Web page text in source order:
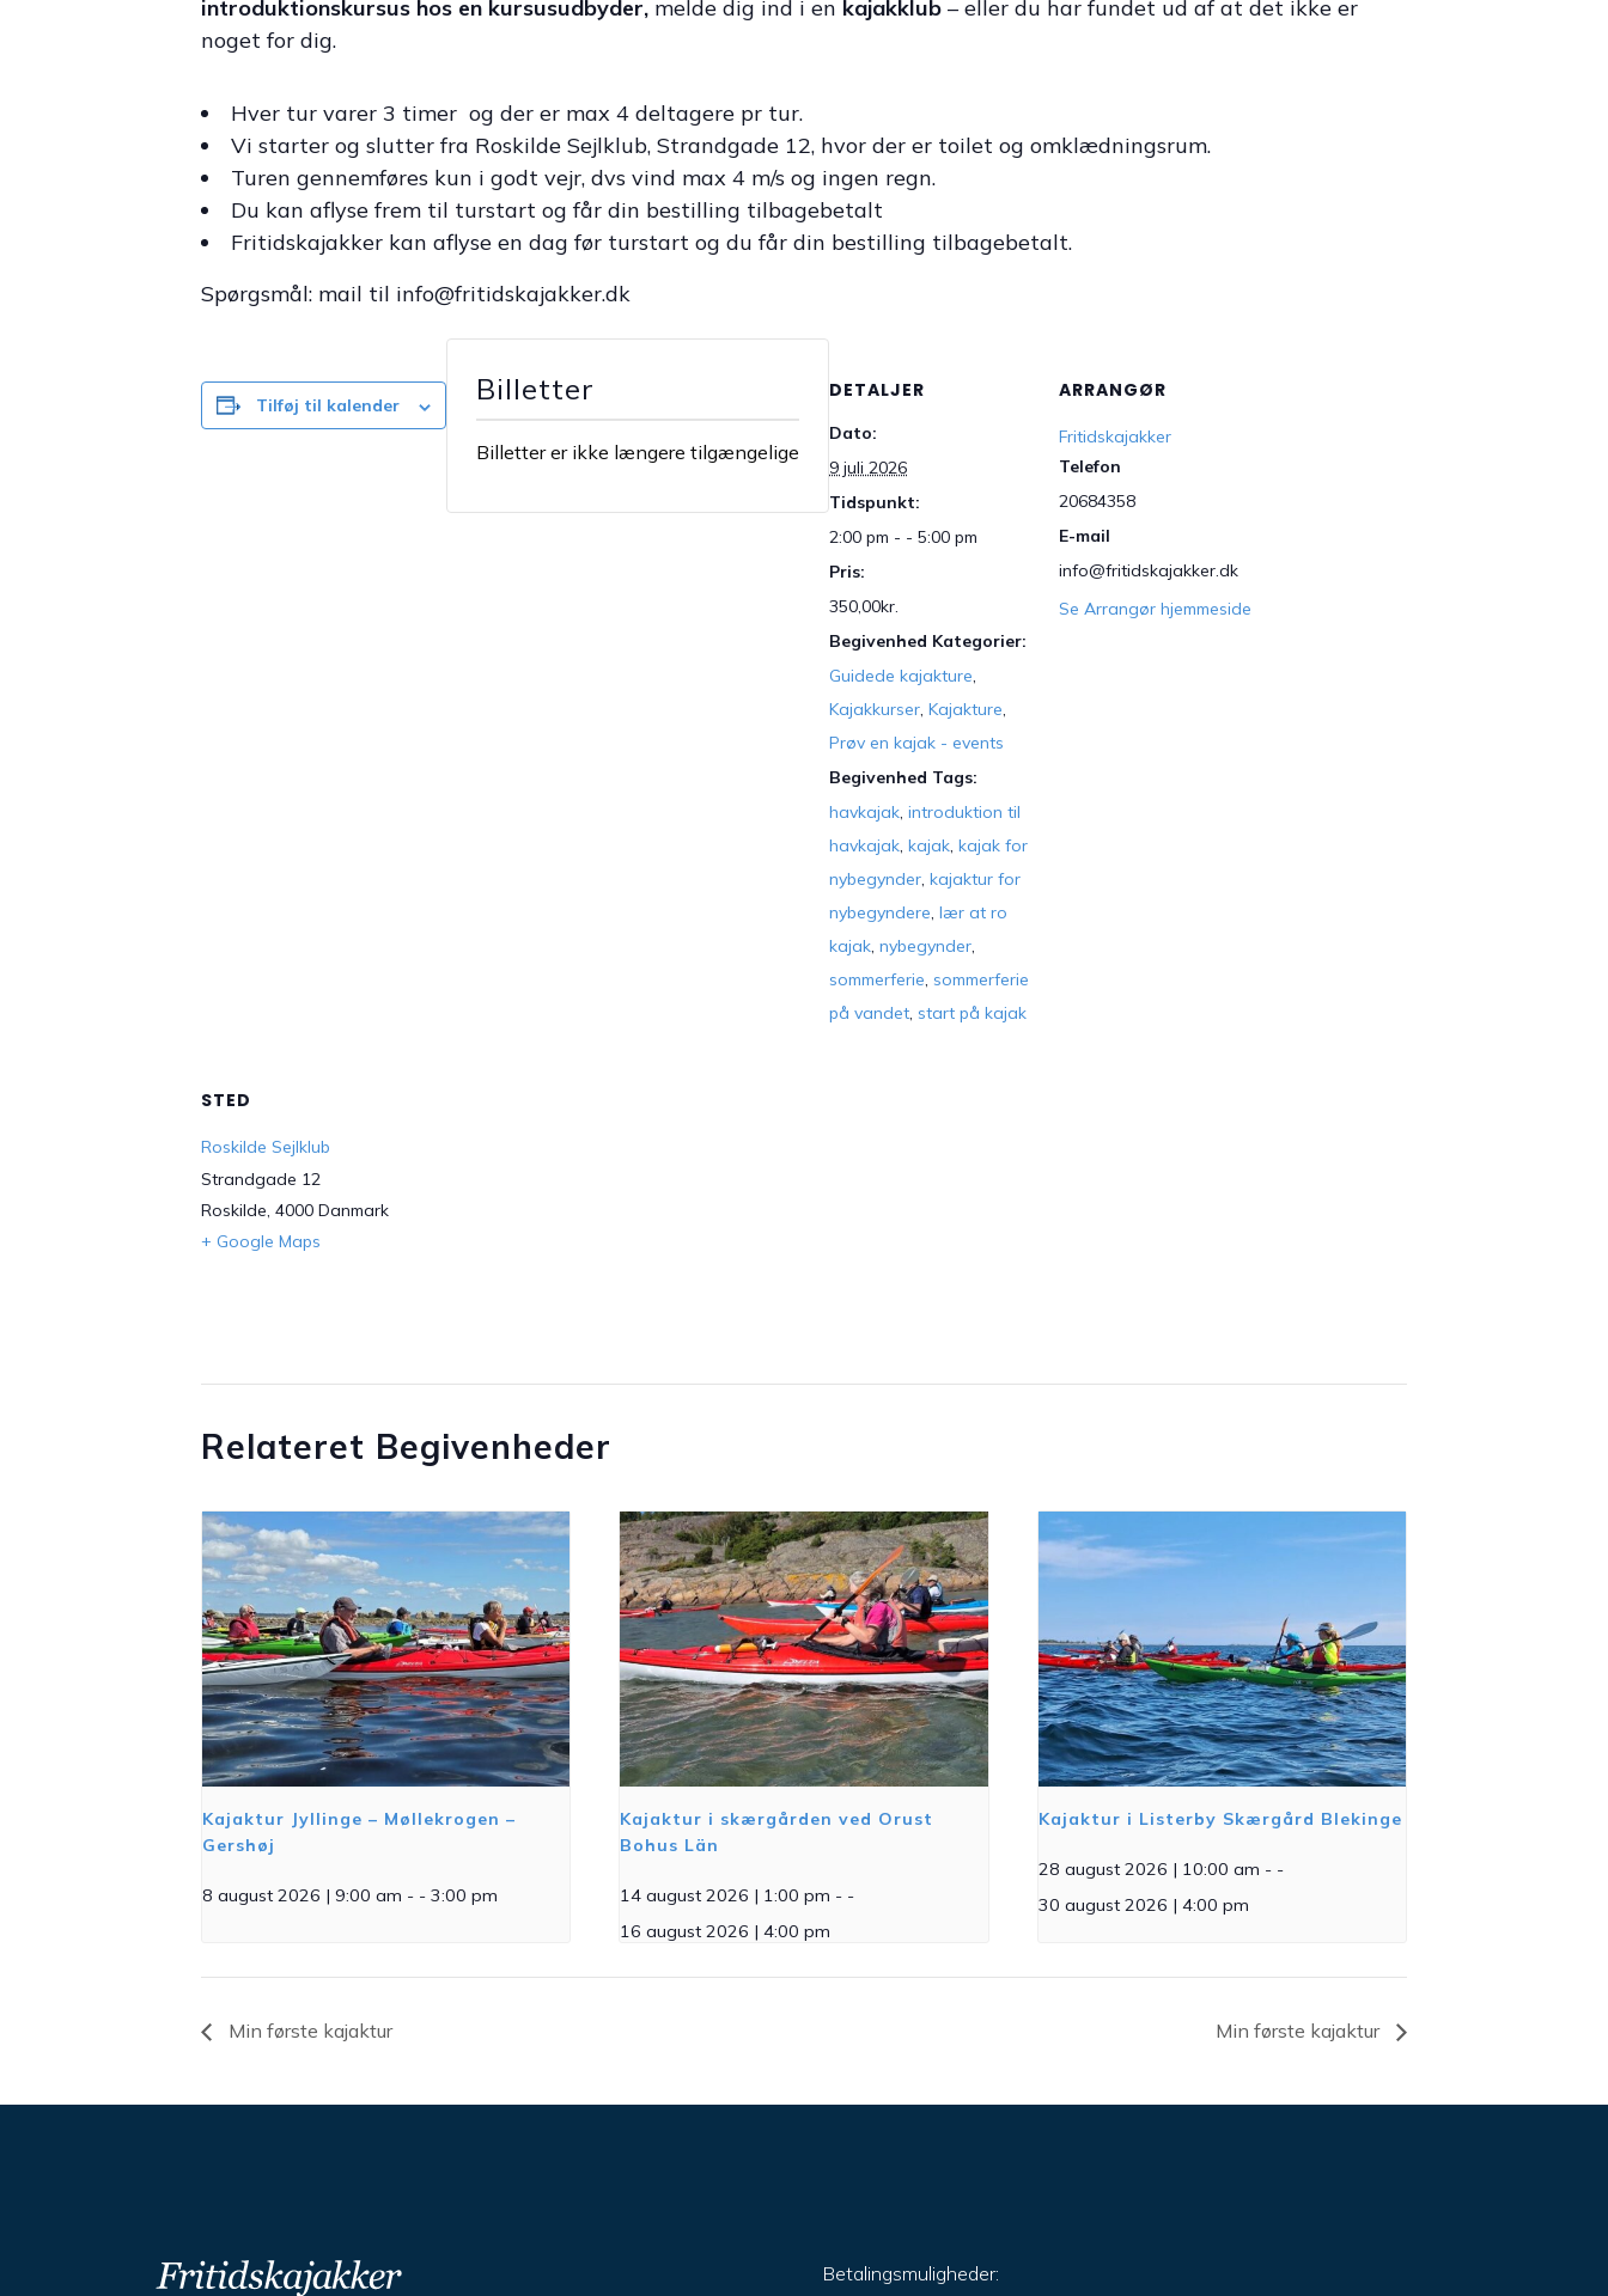
introduktionskursus hos en kursusudbyder, melde dig ind i en kajakklub – eller du har fundet ud af at det ikke er
noget for dig.
Hver tur varer 3 timer og der er max 4 deltagere pr tur.
Vi starter og slutter fra Roskilde Sejlklub, Strandgade 12, hvor der er toilet og omklædningsrum.
Turen gennemføres kun i godt vejr, dvs vind max 4 m/s og ingen regn.
Du kan aflyse frem til turstart og får din bestilling tilbagebetalt
Fritidskajakker kan aflyse en dag før turstart og du får din bestilling tilbagebetalt.
Spørgsmål: mail til info@fritidskajakker.dk
Tilføj til kalender
DETALJER
Dato:
9 juli 2026
Tidspunkt:
2:00 pm - - 5:00 pm
Pris:
350,00kr.
Begivenhed Kategorier:
Guidede kajakture,
Kajakkurser, Kajakture,
Prøv en kajak - events
Begivenhed Tags:
havkajak, introduktion til
havkajak, kajak, kajak for
nybegynder, kajaktur for
nybegyndere, lær at ro
kajak, nybegynder,
sommerferie, sommerferie
på vandet, start på kajak
ARRANGØR
Fritidskajakker
Telefon
20684358
E-mail
info@fritidskajakker.dk
Se Arrangør hjemmeside
STED
Roskilde Sejlklub
Strandgade 12
Roskilde, 4000 Danmark
+ Google Maps
Billetter
Billetter er ikke længere tilgængelige
Relateret Begivenheder
Kajaktur Jyllinge – Møllekrogen –
Gershøj
8 august 2026 | 9:00 am - - 3:00 pm
Kajaktur i skærgården ved Orust
Bohus Län
14 august 2026 | 1:00 pm - -
16 august 2026 | 4:00 pm
Kajaktur i Listerby Skærgård Blekinge
28 august 2026 | 10:00 am - -
30 august 2026 | 4:00 pm
Min første kajaktur Min første kajaktur
Betalingsmuligheder: